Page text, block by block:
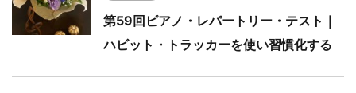
第59回ピアノ・レパートリー・テスト｜
ハビット・トラッカーを使い習慣化する